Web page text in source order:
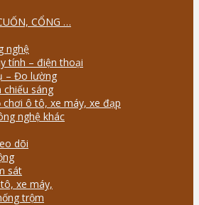
CỔNG …
nghệ
tính – điện thoại
– Đo lường
sáng
chơi ô tô, xe máy, xe đạp
nghệ khác
dõi
sát
xe máy,
trộm